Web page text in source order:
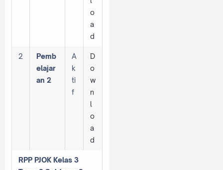
o
a
d
2
Pemb
elajar
an 2
A
k
ti
f
D
o
w
n
l
o
a
d
RPP PJOK Kelas 3